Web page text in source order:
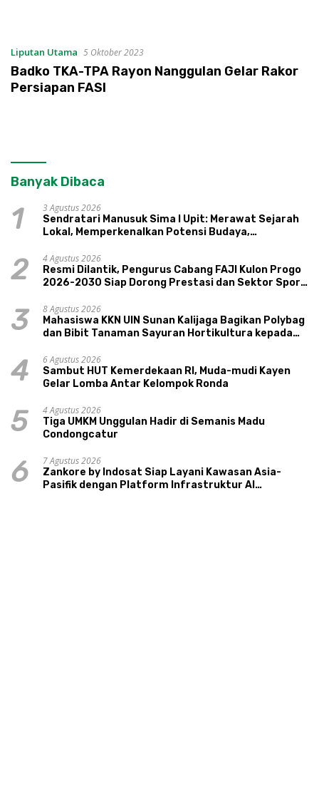
Liputan Utama 5 Oktober 2023
Badko TKA-TPA Rayon Nanggulan Gelar Rakor
Persiapan FASI
Banyak Dibaca
1
3 Agustus 2026
Sendratari Manusuk Sima I Upit: Merawat Sejarah
Lokal, Memperkenalkan Potensi Budaya,
2
4 Agustus 2026
Resmi Dilantik, Pengurus Cabang FAJI Kulon Progo
2026-2030 Siap Dorong Prestasi dan Sektor Sport
3
8 Agustus 2026
Mahasiswa KKN UIN Sunan Kalijaga Bagikan Polybag
dan Bibit Tanaman Sayuran Hortikultura kepada
4
6 Agustus 2026
Sambut HUT Kemerdekaan RI, Muda-mudi Kayen
Gelar Lomba Antar Kelompok Ronda
5
4 Agustus 2026
Tiga UMKM Unggulan Hadir di Semanis Madu
Condongcatur
6
7 Agustus 2026
Zankore by Indosat Siap Layani Kawasan Asia-
Pasifik dengan Platform Infrastruktur AI